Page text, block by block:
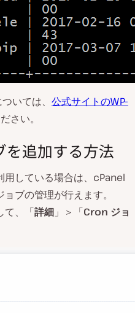
いては、 公式サイトのWP-
さい。
追加する方法
用している場合は、cPanel
ブの管理が行えます。
て、「詳細 」＞「Cron ジョ